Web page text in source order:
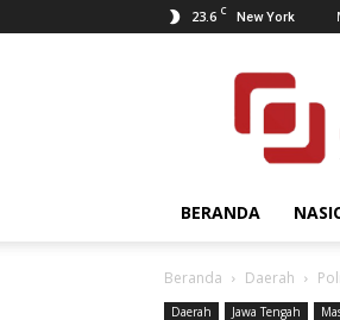
23.6 C New York
JNN.co.id
BERANDA
Beranda Daerah
Daerah Jawa Tengah